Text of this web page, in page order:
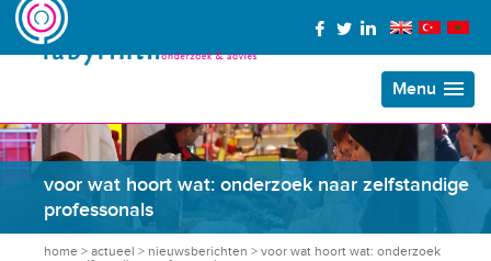
Menu
voor wat hoort wat: onderzoek naar zelfstandige
professonals
home > actueel > nieuwsberichten > voor wat hoort wat: onderzoek